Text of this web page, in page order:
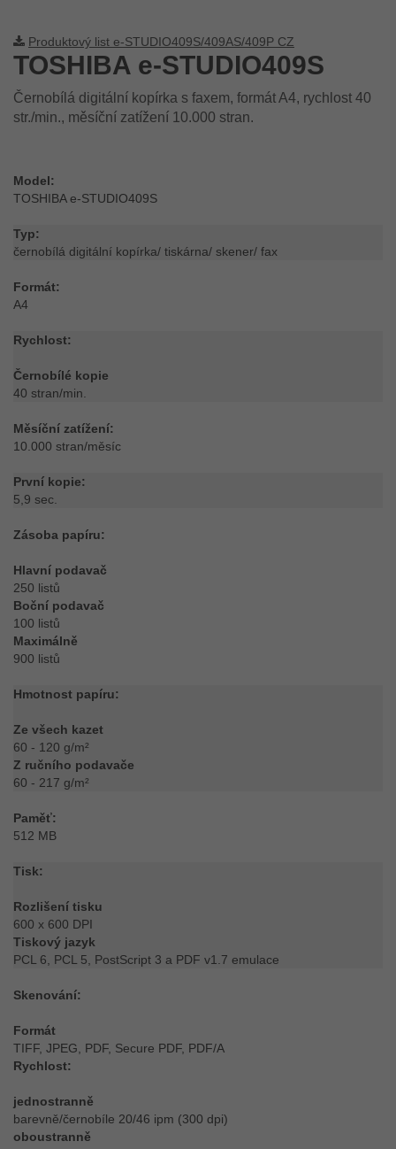
Produktový list e-STUDIO409S/409AS/409P CZ
TOSHIBA e-STUDIO409S
Černobílá digitální kopírka s faxem, formát A4, rychlost 40
str./min., měsíční zatížení 10.000 stran.
Model:
TOSHIBA e-STUDIO409S
Typ:
černobílá digitální kopírka/ tiskárna/ skener/ fax
Formát:
A4
Rychlost:
Černobílé kopie
40 stran/min.
Měsíční zatížení:
10.000 stran/měsíc
První kopie:
5,9 sec.
Zásoba papíru:
Hlavní podavač
250 listů
Boční podavač
100 listů
Maximálně
900 listů
Hmotnost papíru:
Ze všech kazet
60 - 120 g/m²
Z ručního podavače
60 - 217 g/m²
Paměť:
512 MB
Tisk:
Rozlišení tisku
600 x 600 DPI
Tiskový jazyk
PCL 6, PCL 5, PostScript 3 a PDF v1.7 emulace
Skenování:
Formát
TIFF, JPEG, PDF, Secure PDF, PDF/A
Rychlost:
jednostranně
barevně/černobíle 20/46 ipm (300 dpi)
oboustranně